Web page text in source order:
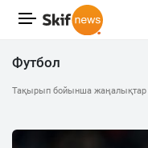
Футбол
Тақырып бойынша жаңалықтар